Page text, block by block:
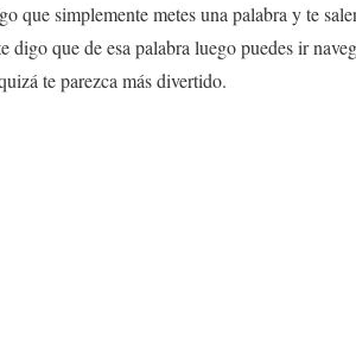
que simplemente metes una palabra y te
que de esa palabra luego puedes ir
te parezca más divertido.